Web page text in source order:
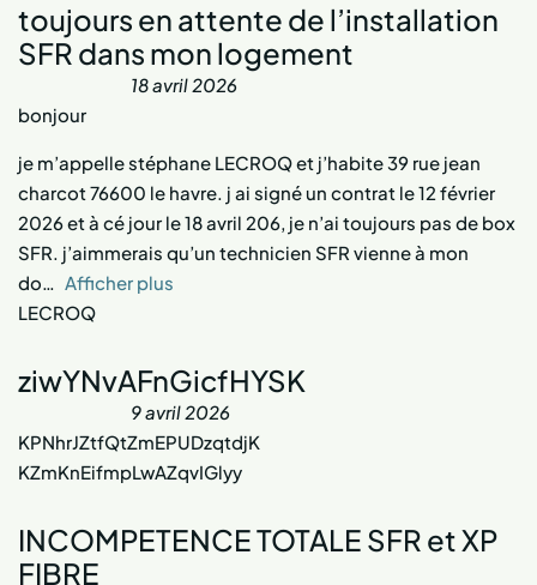
toujours en attente de l’installation
SFR dans mon logement
18 avril 2026
bonjour
je m’appelle stéphane LECROQ et j’habite 39 rue jean
charcot 76600 le havre. j ai signé un contrat le 12 février
2026 et à cé jour le 18 avril 206, je n’ai toujours pas de box
SFR. j’aimmerais qu’un technicien SFR vienne à mon
do
Afficher plus
LECROQ
ziwYNvAFnGicfHYSK
9 avril 2026
KPNhrJZtfQtZmEPUDzqtdjK
KZmKnEifmpLwAZqvIGlyy
INCOMPETENCE TOTALE SFR et XP
FIBRE